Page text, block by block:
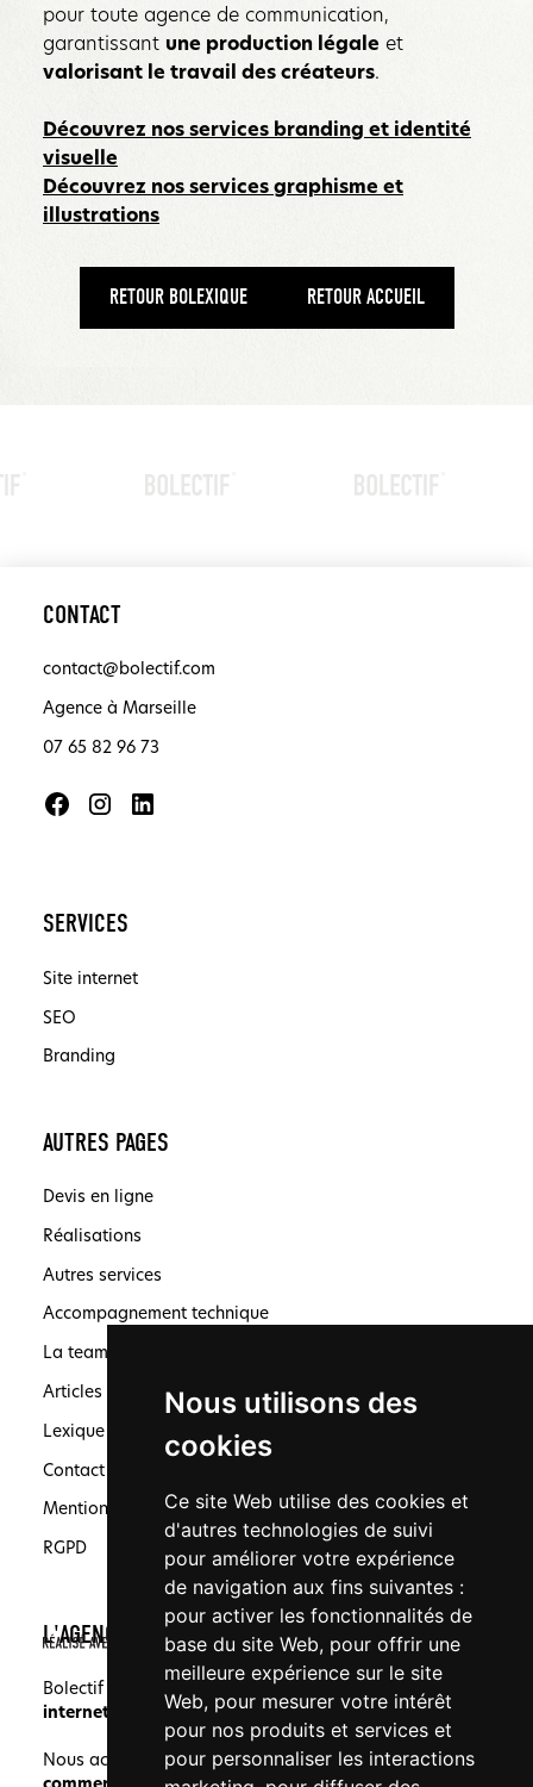
Nous utilisons des
cookies
Ce site Web utilise des cookies et
d'autres technologies de suivi
pour améliorer votre expérience
de navigation aux fins suivantes :
pour activer les fonctionnalités de
base du site Web, pour offrir une
meilleure expérience sur le site
Web, pour mesurer votre intérêt
pour nos produits et services et
pour personnaliser les interactions
pour toute agence de communication,
garantissant une production légale et
valorisant le travail des créateurs.
Découvrez nos services branding et identité
visuelle
Découvrez nos services graphisme et
illustrations
RETOUR BOLEXIQUE RETOUR ACCUEIL
CONTACT
contact@bolectif.com
Agence à Marseille
07 65 82 96 73
SERVICES
Site internet
SEO
Branding
AUTRES PAGES
Devis en ligne
Réalisations
Autres services
Accompagnement technique
La team
Articles
Lexique
Contact
Mentions légales
RGPD
L'AGENCE
Bolectif est une agence spécialisée en
création de site
internet
SEOet encréation de logoà Marseille.
Nous accompagnons lesPME,professions libérales,